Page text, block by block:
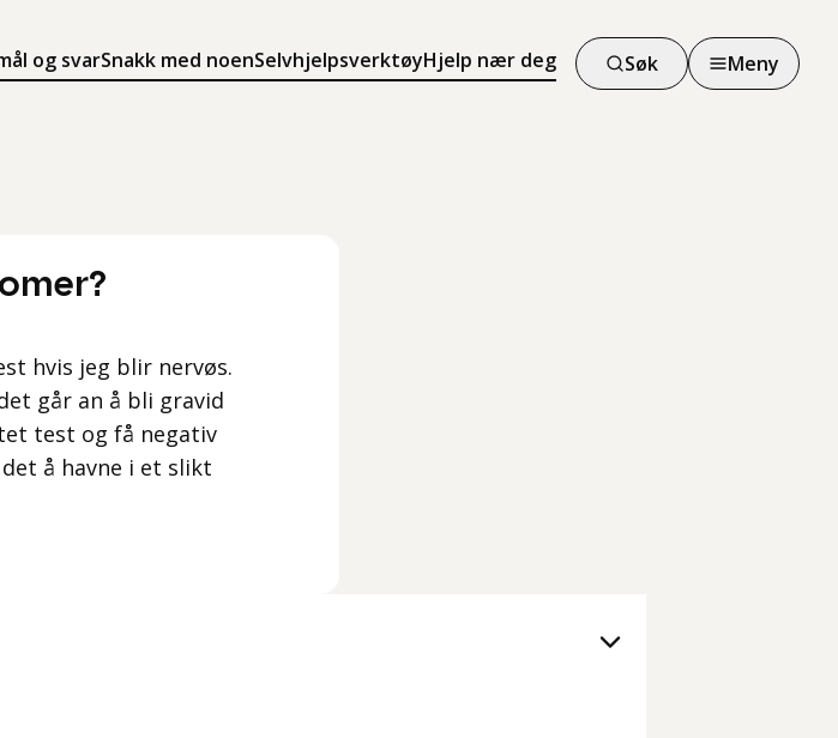
og svarSnakk med noenSelvhjelpsverktøyHjelp nær deg Søk Meny
hvis jeg blir nervøs.
går an å bli gravid
test og få negativ
å havne i et slikt